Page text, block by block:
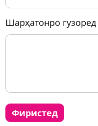
шарҳатонро гузоред
фиристед